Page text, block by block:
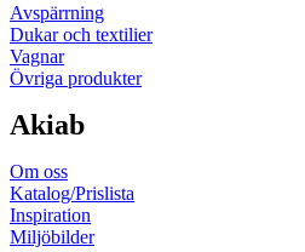
Avspärrning
Dukar och textilier
Vagnar
Övriga produkter
Akiab
Om oss
Katalog/Prislista
Inspiration
Miljöbilder